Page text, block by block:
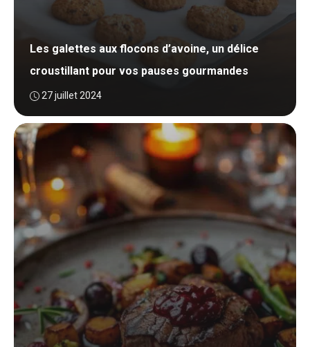
Les galettes aux flocons d’avoine, un délice
croustillant pour vos pauses gourmandes
27 juillet 2024